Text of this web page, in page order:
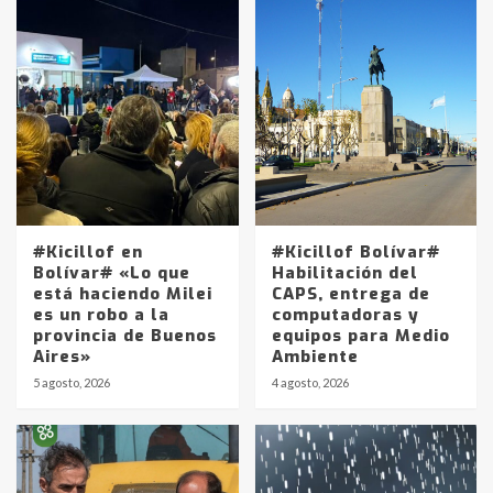
#Kicillof en
Bolívar# «Lo que
está haciendo Milei
es un robo a la
provincia de Buenos
Aires»
5 agosto, 2026
#Kicillof Bolívar#
Habilitación del
CAPS, entrega de
computadoras y
equipos para Medio
Ambiente
4 agosto, 2026
Identidad de los adolescentes
pampeanos que fueron